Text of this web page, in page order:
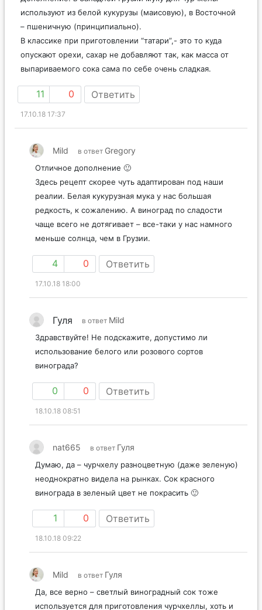
используют из белой кукурузы (маисовую), в Восточной
– пшеничную (принципиально).
В классике при приготовлении “татари”,- это то куда
опускают орехи, сахар не добавляют так, как масса от
выпариваемого сока сама по себе очень сладкая.
11 0 Ответить
17.10.18 17:37
Mild в ответ Gregory
Отличное дополнение 🙂
Здесь рецепт скорее чуть адаптирован под наши
реалии. Белая кукурузная мука у нас большая
редкость, к сожалению. А виноград по сладости
чаще всего не дотягивает – все-таки у нас намного
меньше солнца, чем в Грузии.
4 0 Ответить
17.10.18 18:00
Гуля в ответ Mild
Здравствуйте! Не подскажите, допустимо ли
использование белого или розового сортов
винограда?
0 0 Ответить
18.10.18 08:51
nat665 в ответ Гуля
Думаю, да – чурчхелу разноцветную (даже зеленую)
неоднократно видела на рынках. Сок красного
винограда в зеленый цвет не покрасить 🙂
1 0 Ответить
18.10.18 09:22
Mild в ответ Гуля
Да, все верно – светлый виноградный сок тоже
используется для приготовления чурчхеллы, хоть и